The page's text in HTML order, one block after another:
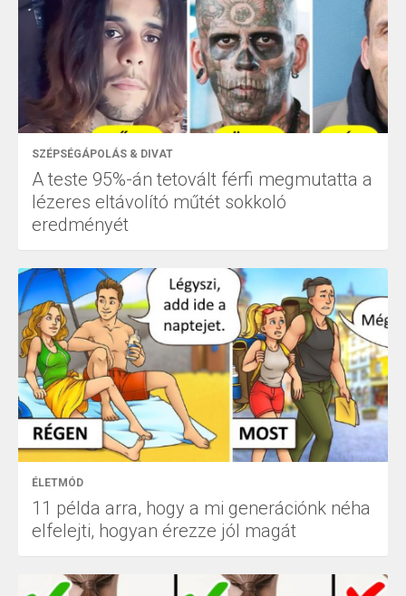
SZÉPSÉGÁPOLÁS & DIVAT
A teste 95%-án tetovált férfi megmutatta a
lézeres eltávolító műtét sokkoló
eredményét
ÉLETMÓD
11 példa arra, hogy a mi generációnk néha
elfelejti, hogyan érezze jól magát